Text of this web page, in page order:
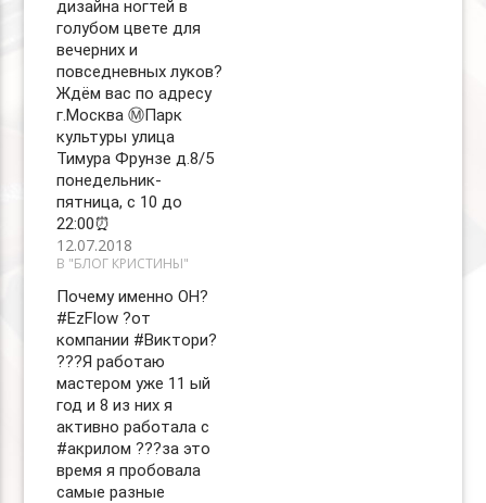
дизайна ногтей в
голубом цвете для
вечерних и
повседневных луков?
Ждём вас по адресу
г.Москва Ⓜ️Парк
культуры улица
Тимура Фрунзе д.8/5
понедельник-
пятница, с 10 до
22:00⏰
12.07.2018
В "БЛОГ КРИСТИНЫ"
Почему именно ОН?
#EzFlow ?от
компании #Виктори?
??‍?Я работаю
мастером уже 11 ый
год и 8 из них я
активно работала с
#акрилом ??‍?за это
время я пробовала
самые разные